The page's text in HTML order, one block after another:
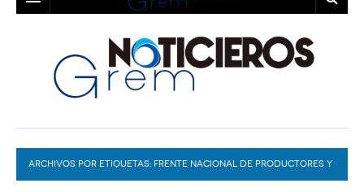
LAGUNA
TORREÓN
GÓMEZ PALACIO
LERDO
COAHUILA
DURANGO
DEPORTES
ARCHIVOS POR ETIQUETAS: FRENTE NACIONAL DE PRODUCTORES Y